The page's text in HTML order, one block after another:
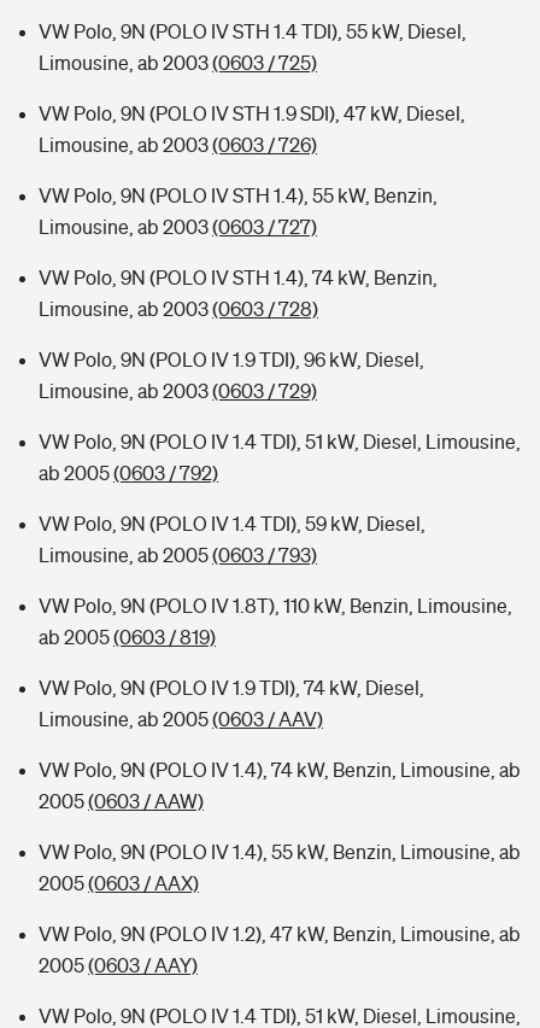
VW Polo, 9N (POLO IV STH 1.4 TDI), 55 kW, Diesel,
Limousine, ab 2003(0603 / 725)
VW Polo, 9N (POLO IV STH 1.9 SDI), 47 kW, Diesel,
Limousine, ab 2003(0603 / 726)
VW Polo, 9N (POLO IV STH 1.4), 55 kW, Benzin,
Limousine, ab 2003(0603 / 727)
VW Polo, 9N (POLO IV STH 1.4), 74 kW, Benzin,
Limousine, ab 2003(0603 / 728)
VW Polo, 9N (POLO IV 1.9 TDI), 96 kW, Diesel,
Limousine, ab 2003(0603 / 729)
VW Polo, 9N (POLO IV 1.4 TDI), 51 kW, Diesel, Limousine,
ab 2005(0603 / 792)
VW Polo, 9N (POLO IV 1.4 TDI), 59 kW, Diesel,
Limousine, ab 2005(0603 / 793)
VW Polo, 9N (POLO IV 1.8T), 110 kW, Benzin, Limousine,
ab 2005(0603 / 819)
VW Polo, 9N (POLO IV 1.9 TDI), 74 kW, Diesel,
Limousine, ab 2005(0603 / AAV)
VW Polo, 9N (POLO IV 1.4), 74 kW, Benzin, Limousine, ab
2005(0603 / AAW)
VW Polo, 9N (POLO IV 1.4), 55 kW, Benzin, Limousine, ab
2005(0603 / AAX)
VW Polo, 9N (POLO IV 1.2), 47 kW, Benzin, Limousine, ab
2005(0603 / AAY)
VW Polo, 9N (POLO IV 1.4 TDI), 51 kW, Diesel, Limousine,